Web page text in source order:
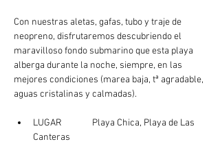
Con nuestras aletas, gafas, tubo y traje de
neopreno, disfrutaremos descubriendo el
maravilloso fondo submarino que esta playa
alberga durante la noche, siempre, en las
mejores condiciones (marea baja, tª agradable,
aguas cristalinas y calmadas).
LUGAR	  Playa Chica, Playa de Las
Canteras